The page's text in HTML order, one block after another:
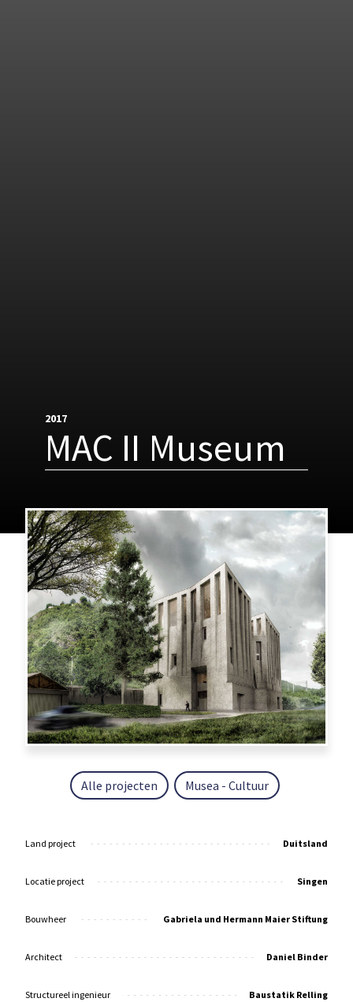
2017
MAC II Museum
Alle projecten Musea - Cultuur
Land project Duitsland
Locatie project Singen
Bouwheer Gabriela und Hermann Maier Stiftung
Architect Daniel Binder
Structureel ingenieur Baustatik Relling